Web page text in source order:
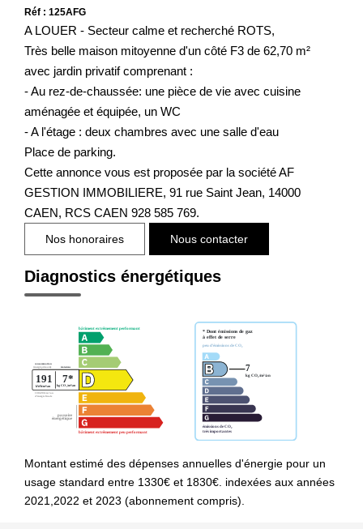
Réf : 125AFG
A LOUER - Secteur calme et recherché ROTS,
Très belle maison mitoyenne d'un côté F3 de 62,70 m²
avec jardin privatif comprenant :
- Au rez-de-chaussée: une pièce de vie avec cuisine
aménagée et équipée, un WC
- A l'étage : deux chambres avec une salle d'eau
Place de parking.
Cette annonce vous est proposée par la société AF
GESTION IMMOBILIERE, 91 rue Saint Jean, 14000
CAEN, RCS CAEN 928 585 769.
Nos honoraires Nous contacter
Diagnostics énergétiques
Montant estimé des dépenses annuelles d'énergie pour un
usage standard entre 1330€ et 1830€. indexées aux années
2021,2022 et 2023 (abonnement compris).